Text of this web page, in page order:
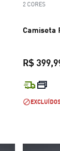
2 CORES
Camiseta
R$